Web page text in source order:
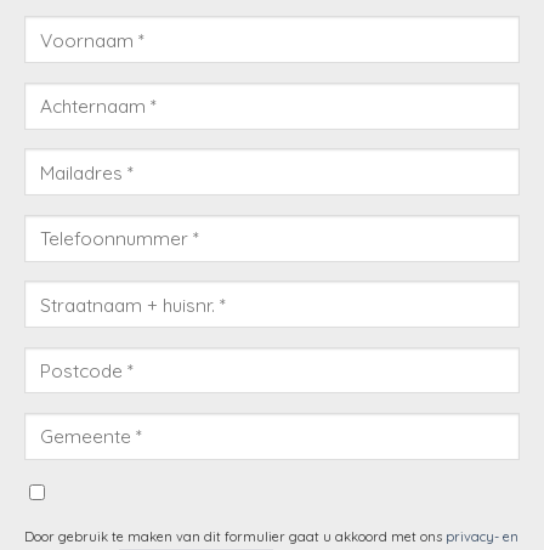
Door gebruik te maken van dit formulier gaat u akkoord met ons privacy- en